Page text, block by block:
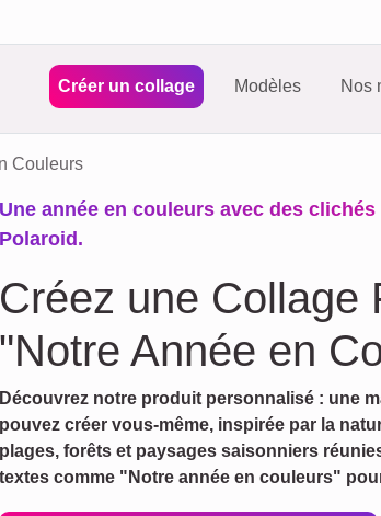
Créer un collage Modèles Nos
Couleurs
Une année en couleurs avec des
Polaroid.
Créez une Collage
"Notre Année en
Découvrez notre produit personnalisé : une
pouvez créer vous-même, inspirée par la
plages, forêts et paysages saisonniers
textes comme "Notre année en couleurs"